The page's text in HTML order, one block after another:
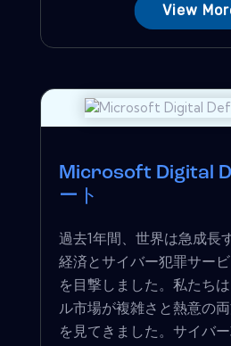
View
Microsoft Digital
ート
過去1年間、世界は急成長
経済とサイバー犯罪サー
を目撃しました。私たち
ル市場が複雑さと熱意の
を見てきました。サイバー